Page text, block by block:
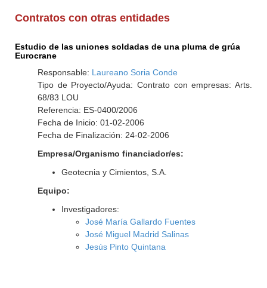
Contratos con otras entidades
Estudio de las uniones soldadas de una pluma de grúa
Eurocrane
Responsable: Laureano Soria Conde
Tipo de Proyecto/Ayuda: Contrato con empresas: Arts.
68/83 LOU
Referencia: ES-0400/2006
Fecha de Inicio: 01-02-2006
Fecha de Finalización: 24-02-2006
Empresa/Organismo financiador/es:
Geotecnia y Cimientos, S.A.
Equipo:
Investigadores:
José María Gallardo Fuentes
José Miguel Madrid Salinas
Jesús Pinto Quintana